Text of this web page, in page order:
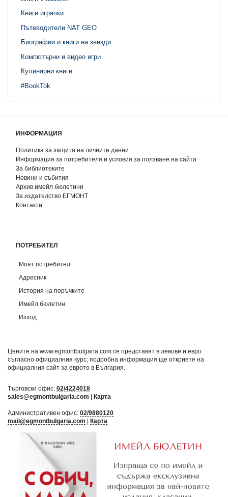
Книги играчки
Пътеводители NAT GEO
Биографии и книги на звезди
Компютърни и видео игри
Кулинарни книги
#BookTok
ИНФОРМАЦИЯ
Политика за защита на личните данни
Информация за потребителя и условия за ползване на сайта
За библиотеките
Новини и събития
Архив имейл бюлетини
За издателство ЕГМОНТ
Контакти
ПОТРЕБИТЕЛ
Моят потребител
Адресник
История на поръчките
Имейл бюлетин
Изход
Цените на www.egmontbulgaria.com се представят в левове и евро
съгласно официалния курс; подробна информация ще откриете на
официалния сайт за еврото в България
Търговски офис: 02/4224018
sales@egmontbulgaria.com | Карта
Административен офис: 02/9880120
mail@egmontbulgaria.com | Карта